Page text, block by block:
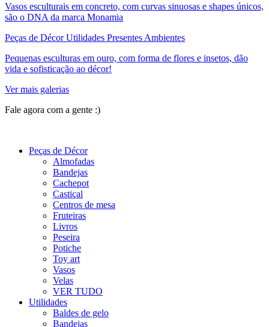
Vasos esculturais em concreto, com curvas sinuosas e shapes únicos,
são o DNA da marca Monamia
Peças de Décor Utilidades Presentes Ambientes
Pequenas esculturas em ouro, com forma de flores e insetos, dão
vida e sofisticação ao décor!
Ver mais galerias
Fale agora com a gente :)
Peças de Décor
Almofadas
Bandejas
Cachepot
Castiçal
Centros de mesa
Fruteiras
Livros
Peseira
Potiche
Toy art
Vasos
Velas
VER TUDO
Utilidades
Baldes de gelo
Bandejas